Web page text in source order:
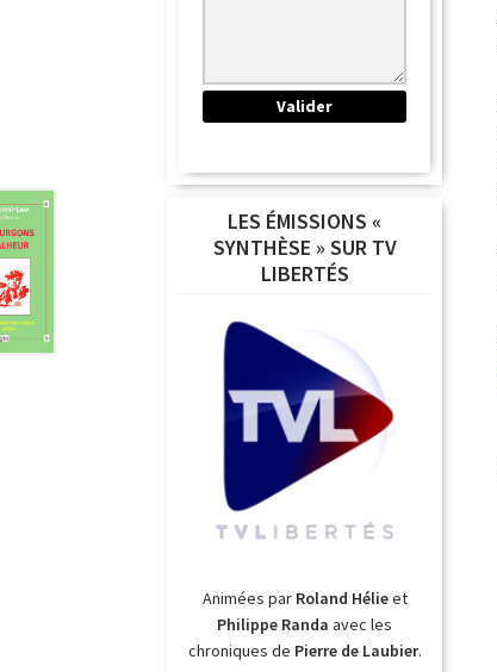
LES ÉMISSIONS «
SYNTHÈSE » SUR TV
LIBERTÉS
Animées par Roland Hélieet
Philippe Randa avec les
chroniques de Pierre de Laubier.